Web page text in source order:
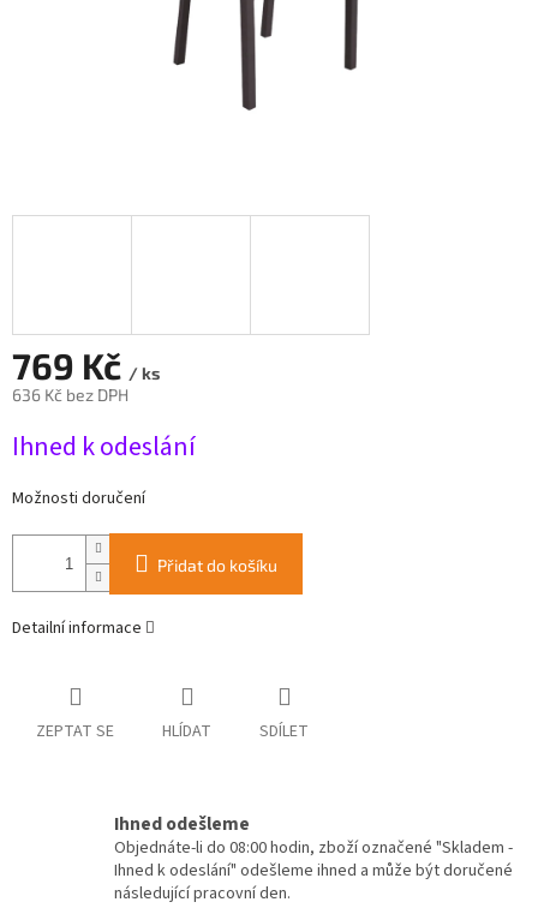
769 Kč / ks
636 Kč bez DPH
cena:
Ihned k odeslání
Možnosti doručení
Přidat do košíku
Detailní informace
ZEPTAT SE HLÍDAT SDÍLET
Ihned odešleme
Objednáte-li do 08:00 hodin, zboží označené "Skladem -
Ihned k odeslání" odešleme ihned a může být doručené
následující pracovní den.